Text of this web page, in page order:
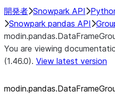
開発者 Snowpark API
Snowpark pandas API
You are viewing
(1.46.0). View latest version